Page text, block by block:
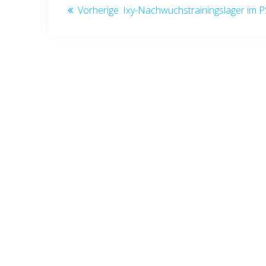
Vorherige: Vorheriger
Ixy-Nachwuchstrainingslager im